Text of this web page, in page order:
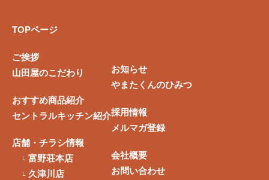
TOPページ
ご挨拶
山田屋のこだわり
おすすめ商品紹介
セントラルキッチン紹介
店舗・チラシ情報
富野荘本店
久津川店
お知らせ
やまたくんのひみつ
採用情報
メルマガ登録
会社概要
お問い合わせ